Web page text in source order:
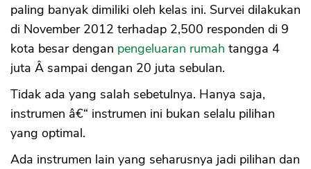
paling banyak dimiliki oleh kelas ini. Survei dilakukan
di November 2012 terhadap 2,500 responden di 9
kota besar dengan pengeluaran rumah tangga 4
juta Â sampai dengan 20 juta sebulan.
Tidak ada yang salah sebetulnya. Hanya saja,
instrumen â€“ instrumen ini bukan selalu pilihan
yang optimal.
Ada instrumen lain yang seharusnya jadi pilihan dan